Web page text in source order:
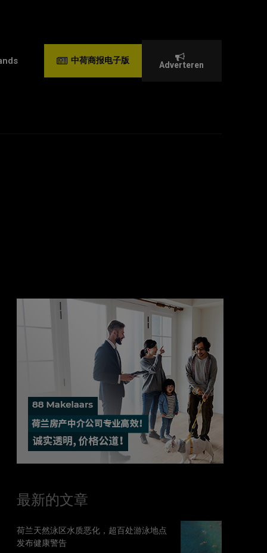
中荷商报电子版 Adverteren
最新的文章
荷兰天然泳区水质恶化，超百处游泳地点
发布健康警告